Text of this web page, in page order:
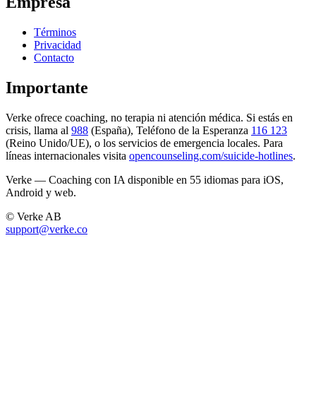
Términos
Privacidad
Contacto
Importante
Verke ofrece coaching, no terapia ni atención médica. Si estás en
crisis, llama al 988 (España), Teléfono de la Esperanza 116 123
(Reino Unido/UE), o los servicios de emergencia locales. Para
líneas internacionales visita opencounseling.com/suicide-hotlines.
Verke — Coaching con IA disponible en 55 idiomas para iOS,
Android y web.
© Verke AB
support@verke.co